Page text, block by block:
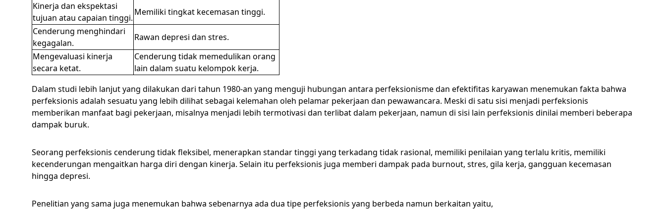
Kinerja dan ekspektasi
tujuan atau capaian tinggi.
Memiliki tingkat kecemasan tinggi.
Cenderung menghindari
kegagalan.
Rawan depresi dan stres.
Mengevaluasi kinerja
secara ketat.
Cenderung tidak memedulikan orang
lain dalam suatu kelompok kerja.
Dalam studi lebih lanjut yang dilakukan dari tahun 1980-an yang menguji hubungan antara perfeksionisme dan efektifitas karyawan menemukan fakta bahwa
perfeksionis adalah sesuatu yang lebih dilihat sebagai kelemahan oleh pelamar pekerjaan dan pewawancara. Meski di satu sisi menjadi perfeksionis
memberikan manfaat bagi pekerjaan, misalnya menjadi lebih termotivasi dan terlibat dalam pekerjaan, namun di sisi lain perfeksionis dinilai memberi beberapa
dampak buruk.
Seorang perfeksionis cenderung tidak fleksibel, menerapkan standar tinggi yang terkadang tidak rasional, memiliki penilaian yang terlalu kritis, memiliki
kecenderungan mengaitkan harga diri dengan kinerja. Selain itu perfeksionis juga memberi dampak pada burnout, stres, gila kerja, gangguan kecemasan
hingga depresi.
Penelitian yang sama juga menemukan bahwa sebenarnya ada dua tipe perfeksionis yang berbeda namun berkaitan yaitu,